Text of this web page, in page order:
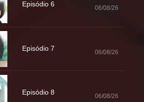
Episódio 6 06/08/26
Episódio 7 06/08/26
Episódio 8 06/08/26